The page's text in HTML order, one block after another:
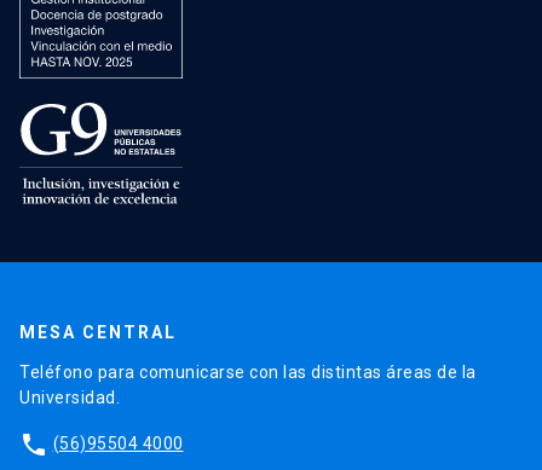
MESA CENTRAL
Teléfono para comunicarse con las distintas áreas de la
Universidad.
phone (56)95504 4000